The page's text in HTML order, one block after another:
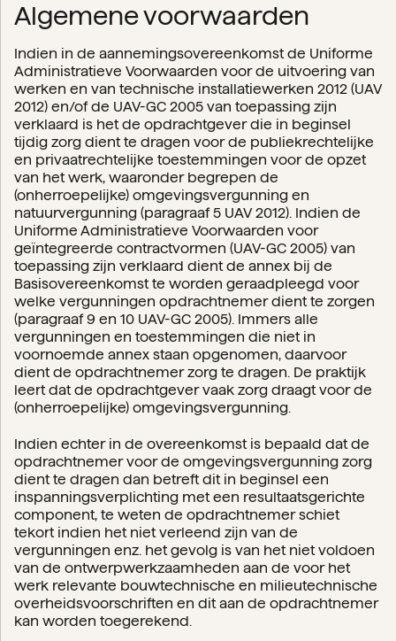
Algemene voorwaarden
Indien in de aannemingsovereenkomst de Uniforme
Administratieve Voorwaarden voor de uitvoering van
werken en van technische installatiewerken 2012 (UAV
2012) en/of de UAV-GC 2005 van toepassing zijn
verklaard is het de opdrachtgever die in beginsel
tijdig zorg dient te dragen voor de publiekrechtelijke
en privaatrechtelijke toestemmingen voor de opzet
van het werk, waaronder begrepen de
(onherroepelijke) omgevingsvergunning en
natuurvergunning (paragraaf 5 UAV 2012). Indien de
Uniforme Administratieve Voorwaarden voor
geïntegreerde contractvormen (UAV-GC 2005) van
toepassing zijn verklaard dient de annex bij de
Basisovereenkomst te worden geraadpleegd voor
welke vergunningen opdrachtnemer dient te zorgen
(paragraaf 9 en 10 UAV-GC 2005). Immers alle
vergunningen en toestemmingen die niet in
voornoemde annex staan opgenomen, daarvoor
dient de opdrachtnemer zorg te dragen. De praktijk
leert dat de opdrachtgever vaak zorg draagt voor de
(onherroepelijke) omgevingsvergunning.
Indien echter in de overeenkomst is bepaald dat de
opdrachtnemer voor de omgevingsvergunning zorg
dient te dragen dan betreft dit in beginsel een
inspanningsverplichting met een resultaatsgerichte
component, te weten de opdrachtnemer schiet
tekort indien het niet verleend zijn van de
vergunningen enz. het gevolg is van het niet voldoen
van de ontwerpwerkzaamheden aan de voor het
werk relevante bouwtechnische en milieutechnische
overheidsvoorschriften en dit aan de opdrachtnemer
kan worden toegerekend.